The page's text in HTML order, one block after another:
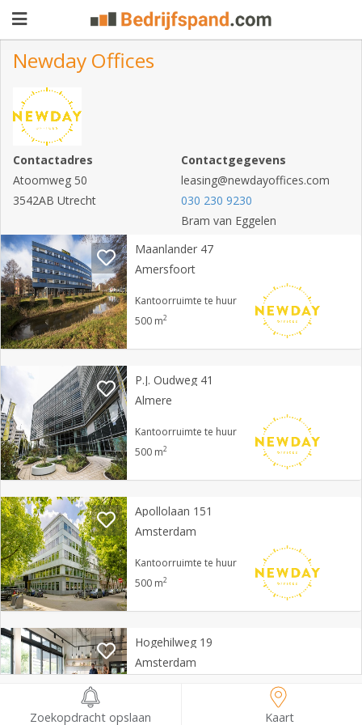
Pand
aanbieden
Pand
zoeken
Waarom
adverteren
Blog
Registreren
Login
Newday Offices
Contactadres
Atoomweg 50
3542AB Utrecht
Contactgegevens
leasing@newdayoffices.com
030 230 9230
Bram van Eggelen
Maanlander 47
Amersfoort
Kantoorruimte te huur
500 m2
P.J. Oudweg 41
Almere
Kantoorruimte te huur
500 m2
Apollolaan 151
Amsterdam
Kantoorruimte te huur
500 m2
Hogehilweg 19
Amsterdam
500 m
Zoekopdracht opslaan Kaart